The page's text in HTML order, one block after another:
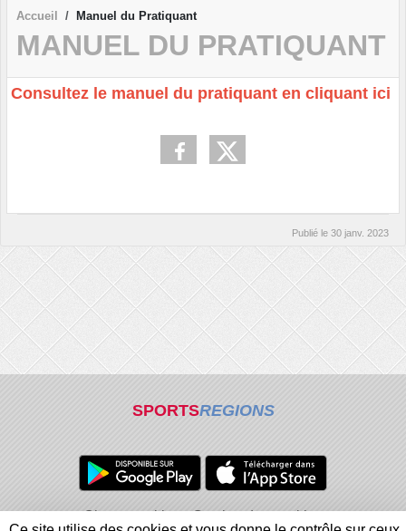
Accueil Manuel du Pratiquant
MANUEL DU PRATIQUANT
Consultez le manuel du pratiquant en cliquant ici
Publié le 30 janv. 2023
SPORTSREGIONS
Charte cookies
Gestion des cookies